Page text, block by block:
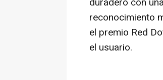
reconocimiento
el premio Red
el usuario.